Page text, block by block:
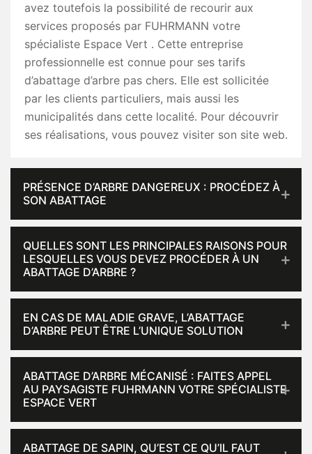
avez toutefois la possibilité de recourir aux
services proposés par FUHRMANN votre
spécialiste Espace Vert . Cette entreprise
professionnelle est connue pour ses tarifs
d’abattage d’arbre pas chers. Elle est sollicitée
par les clients particuliers, mais aussi les
municipalités dans cette localité. Pour découvrir
ses réalisations, vous pouvez visiter son site web.
PRÉSENCE D’ARBRE DANGEREUX : PROCÉDEZ À
SON ABATTAGE
QUELLES SONT LES PRINCIPALES RAISONS POUR
LESQUELLES VOUS DEVEZ PROCÉDER À UN
ABATTAGE D’ARBRE ?
EN CAS DE MALADIE GRAVE, L’ABATTAGE
D’ARBRE PEUT ÊTRE L’UNIQUE SOLUTION
ABATTAGE D’ARBRE MÉCANISÉ : FAITES APPEL
AU PAYSAGISTE FUHRMANN VOTRE SPÉCIALISTE
ESPACE VERT
ABATTAGE DE SAPIN, QU’EST CE QU’IL FAUT